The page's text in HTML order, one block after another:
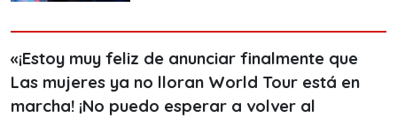
«¡Estoy muy feliz de anunciar finalmente que
Las mujeres ya no lloran World Tour está en
marcha! ¡No puedo esperar a volver al